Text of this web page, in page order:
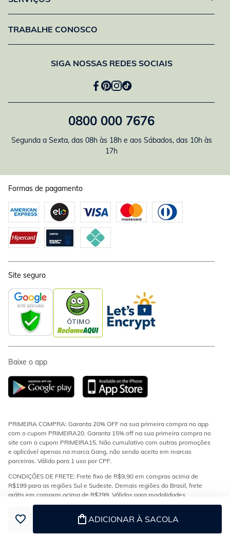
ADICIONAR À SACOLA
TRABALHE CONOSCO
SIGA NOSSAS REDES SOCIAIS
0800 000 7676
Segunda a Sexta, das 08h às 18h e aos Sábados, das 10h às
17h
Formas de pagamento
Site seguro
Baixe o app
PRIMEIRA COMPRA: Garanta 20% OFF na sua primeira compra no app
com o cupom PRIMEIRA20. Garanta 15% off na sua primeira compra no
site com o cupom PRIMEIRA15. Não cumulativo com outras promoções
e aplicável apenas na marca Gang, não sendo aceito em marcas
parceiras. Válido para 1 uso por CPF.
CONDIÇÕES DE FRETE: Frete fixo de R$9,90 em compras acima de
R$199 para as regiões Sul e Sudeste. Demais regiões do Brasil, frete
grátis em compras acima de R$299. Válidos para modalidades
transportadora e econômica.
ESTOQUE E ENTREGA: Os produtos da loja encontram-se em diferentes